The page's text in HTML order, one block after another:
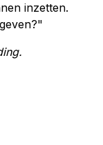
inzetten.